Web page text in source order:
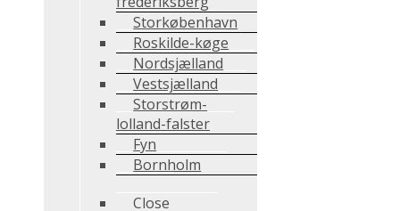
Storkøbenhavn
Roskilde-køge
Nordsjælland
Vestsjælland
Storstrøm-
lolland-falster
Fyn
Bornholm
Close